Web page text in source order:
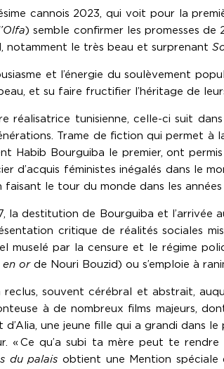
cannois 2023, qui voit pour la
) semble confirmer les promesses
notamment le très beau et surprenant
et l’énergie du soulèvement
et su faire fructifier l’héritage de
réalisatrice tunisienne, celle-ci suit
Trame de fiction qui permet à
Habib Bourguiba le premier, ont
d’acquis féministes inégalés dans le
le tour du monde dans les années
la destitution de Bourguiba et l’arrivée
critique de réalités sociales
muselé par la censure et le régime
en orde Nouri Bouzid) ou s’emploie à
reclus, souvent cérébral et abstrait,
à de nombreux films majeurs,
une jeune fille qui a grandi dans
« Ce qu’a subi ta mère peut te
du palais obtient une Mention spéciale